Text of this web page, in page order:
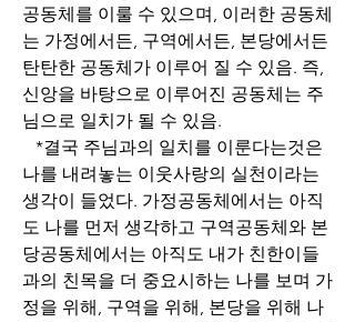
공동체를 이룰 수 있으며, 이러한 공동체
는 가정에서든, 구역에서든, 본당에서든
탄탄한 공동체가 이루어 질 수 있음. 즉,
신앙을 바탕으로 이루어진 공동체는 주
님으로 일치가 될 수 있음.
나를 내려놓는 이웃사랑의 실천이라는
생각이 들었다. 가정공동체에서는 아직
도 나를 먼저 생각하고 구역공동체와 본
당공동체에서는 아직도 내가 친한이들
과의 친목을 더 중요시하는 나를 보며 가
정을 위해, 구역을 위해, 본당을 위해 나